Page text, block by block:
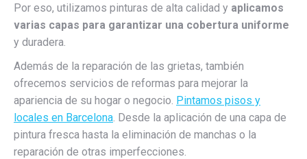
Por eso, utilizamos pinturas de alta calidad y aplicamos
varias capas para garantizar una cobertura uniforme
y duradera.
Además de la reparación de las grietas, también
ofrecemos servicios de reformas para mejorar la
apariencia de su hogar o negocio. Pintamos pisos y
locales en Barcelona. Desde la aplicación de una capa de
pintura fresca hasta la eliminación de manchas o la
reparación de otras imperfecciones.